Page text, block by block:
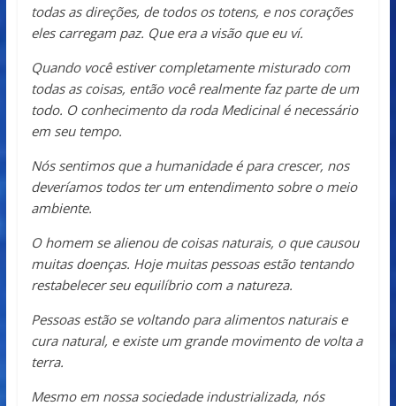
todas as direções, de todos os totens, e nos corações
eles carregam paz. Que era a visão que eu ví.
Quando você estiver completamente misturado com
todas as coisas, então você realmente faz parte de um
todo. O conhecimento da roda Medicinal é necessário
em seu tempo.
Nós sentimos que a humanidade é para crescer, nos
deveríamos todos ter um entendimento sobre o meio
ambiente.
O homem se alienou de coisas naturais, o que causou
muitas doenças. Hoje muitas pessoas estão tentando
restabelecer seu equilíbrio com a natureza.
Pessoas estão se voltando para alimentos naturais e
cura natural, e existe um grande movimento de volta a
terra.
Mesmo em nossa sociedade industrializada, nós